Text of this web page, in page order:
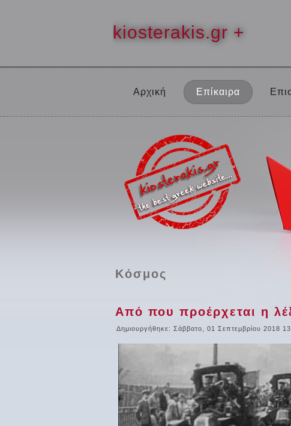
kiosterakis.gr +
Αρχική Επίκαιρα
Κόσμος
Από που προέρχεται η
Δημιουργήθηκε: Σάββατο, 01 Σεπτεμβρίου 2018